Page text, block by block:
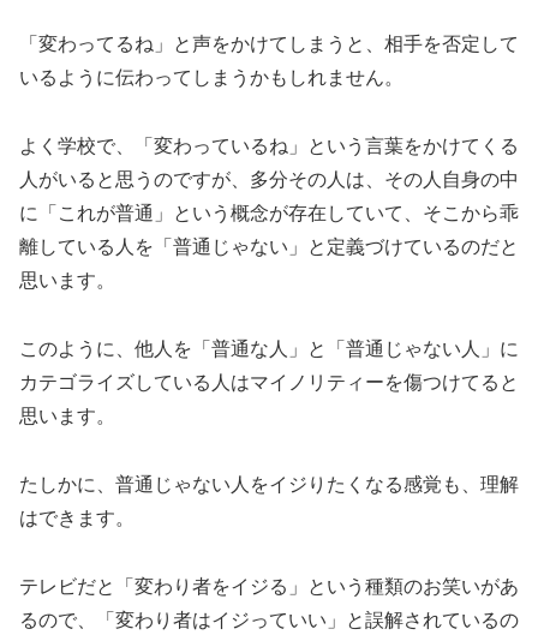
「変わってるね」と声をかけてしまうと、相手を否定して
いるように伝わってしまうかもしれません。
よく学校で、「変わっているね」という言葉をかけてくる
人がいると思うのですが、多分その人は、その人自身の中
に「これが普通」という概念が存在していて、そこから乖
離している人を「普通じゃない」と定義づけているのだと
思います。
このように、他人を「普通な人」と「普通じゃない人」に
カテゴライズしている人はマイノリティーを傷つけてると
思います。
たしかに、普通じゃない人をイジりたくなる感覚も、理解
はできます。
テレビだと「変わり者をイジる」という種類のお笑いがあ
るので、「変わり者はイジっていい」と誤解されているの